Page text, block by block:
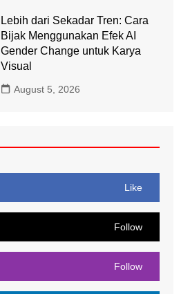
Lebih dari Sekadar Tren: Cara
Bijak Menggunakan Efek AI
Gender Change untuk Karya
Visual
August 5, 2026
Like
Follow
Follow